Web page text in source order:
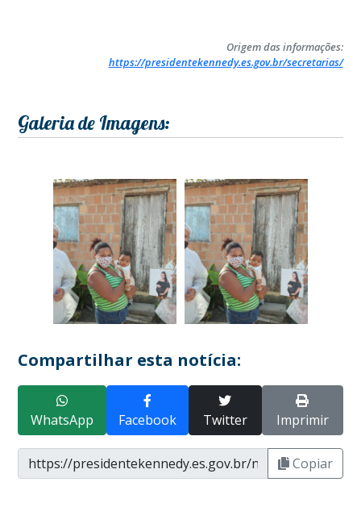
Origem das informações:
https://presidentekennedy.es.gov.br/secretarias/
Galeria de Imagens:
Compartilhar esta notícia:
WhatsApp Facebook Twitter Imprimir
Copiar